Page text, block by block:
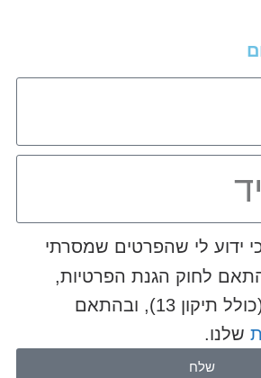
ידוע לי שהפרטים שמסרתי
לחוק הגנת הפרטיות,
התשמ"א–1981 (כולל תיקון 13), ובהתאם
שלנו.
שלח